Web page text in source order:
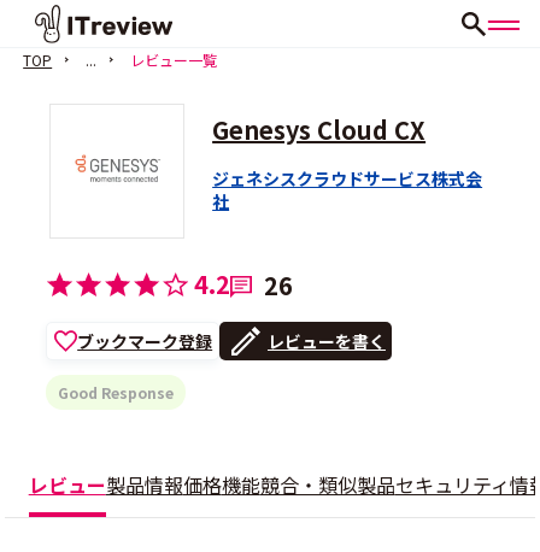
TOP ... レビュー一覧
Genesys Cloud CX
ジェネシスクラウドサービス株式会
社
4.2 26
ブックマーク登録 レビューを書く
Good Response
レビュー製品情報価格機能競合・類似製品セキュリティ情